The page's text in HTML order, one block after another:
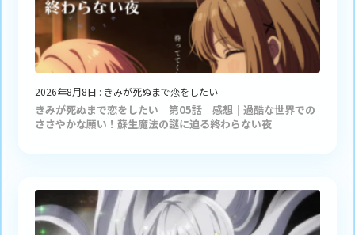
2026年8月8日 : きみが死ぬまで恋をしたい
きみが死ぬまで恋をしたい 第05話 感想｜過酷な世界での
ささやかな願い！蘇生魔法の謎に迫る終わらない夜